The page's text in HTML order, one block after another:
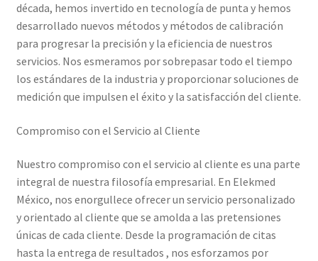
Productos calibrados con certificado de Calibración
Servicios de calibración eléctrica
Sobre Nosotros – Elekmed México
Soporte
Tienda
Trayectoria de Elekmed México
Visión de Elekmed México
década, hemos invertido en tecnología de punta y hemos
desarrollado nuevos métodos y métodos de calibración
para progresar la precisión y la eficiencia de nuestros
servicios. Nos esmeramos por sobrepasar todo el tiempo
los estándares de la industria y proporcionar soluciones de
medición que impulsen el éxito y la satisfacción del cliente.
Compromiso con el Servicio al Cliente
Nuestro compromiso con el servicio al cliente es una parte
integral de nuestra filosofía empresarial. En Elekmed
México, nos enorgullece ofrecer un servicio personalizado
y orientado al cliente que se amolda a las pretensiones
únicas de cada cliente. Desde la programación de citas
hasta la entrega de resultados , nos esforzamos por